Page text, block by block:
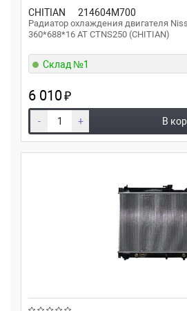
CHITIAN 214604M700
Радиатор охлаждения двигателя
360*688*16 AT CTNS250 (CHITIAN)
Склад №1
6 010₽
- + В